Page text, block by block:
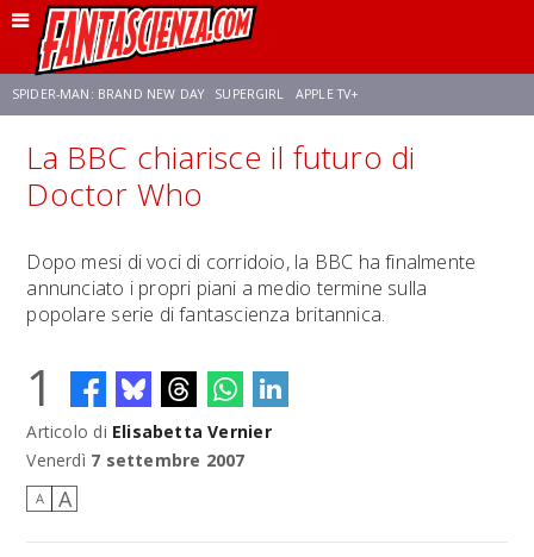
SPIDER-MAN: BRAND NEW DAY SUPERGIRL APPLE TV+
FRANCO RICCIARDIELLO ZENDAYA STAR TREK AVENGERS: DOOMSDAY
La BBC chiarisce il futuro di
Doctor Who
Dopo mesi di voci di corridoio, la BBC ha finalmente
annunciato i propri piani a medio termine sulla
popolare serie di fantascienza britannica.
1
Articolo di Elisabetta Vernier
Venerdì 7 settembre 2007
A A